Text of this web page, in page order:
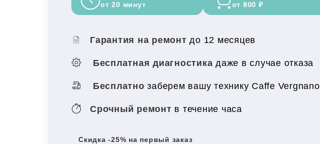
от 20 минут
от 800 ₽
Гарантия на ремонтдо 12 месяцев
Бесплатная диагностика даже в случае отказа
Бесплатно заберем вашу технику Caffe Vergnano
Срочный ремонт в течение часа
Скидка -25% на первый заказ